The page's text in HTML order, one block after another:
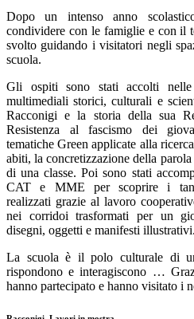
Dopo un intenso anno
condividere con le famiglie e con il
svolto guidando i visitatori negli
scuola.
Gli ospiti sono stati accolti
multimediali storici, culturali e
Racconigi e la storia della sua
Resistenza al fascismo dei
tematiche Green applicate alla
abiti, la concretizzazione della
di una classe. Poi sono stati
CAT e MME per scoprire i tanti
realizzati grazie al lavoro
nei corridoi trasformati per un
disegni, oggetti e manifesti illustrativi.
La scuola è il polo culturale di
rispondono e interagiscono …
hanno partecipato e hanno visitato i